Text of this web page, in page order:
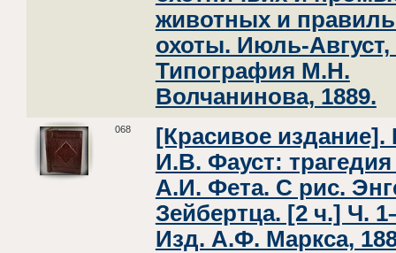
животных и
охоты. Июль-Август,
Типография М.Н.
Волчанинова, 1889.
068
[Красивое издание].
И.В. Фауст: трагедия
А.И. Фета. С рис.
Зейбертца. [2 ч.] Ч.
Изд. А.Ф. Маркса,